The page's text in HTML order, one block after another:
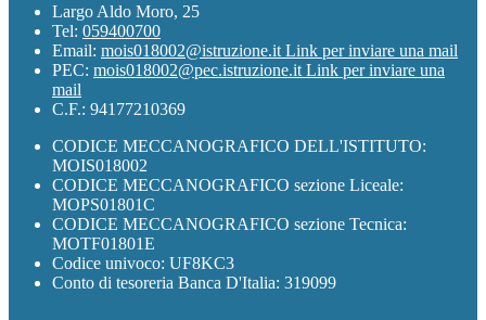
Largo Aldo Moro, 25
Tel: 059400700
Email: mois018002@istruzione.it Link per inviare una mail
PEC: mois018002@pec.istruzione.it Link per inviare una
mail
C.F.: 94177210369
CODICE MECCANOGRAFICO DELL'ISTITUTO:
MOIS018002
CODICE MECCANOGRAFICO sezione Liceale:
MOPS01801C
CODICE MECCANOGRAFICO sezione Tecnica:
MOTF01801E
Codice univoco: UF8KC3
Conto di tesoreria Banca D'Italia: 319099